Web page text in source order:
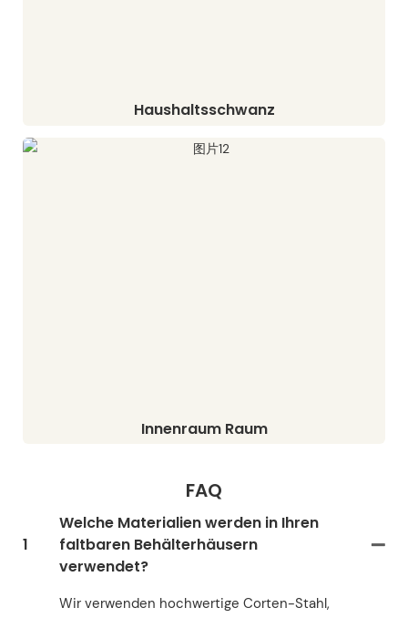
Haushaltsschwanz
Innenraum Raum
FAQ
1
Welche Materialien werden in Ihren
faltbaren Behälterhäusern
verwendet?
Wir verwenden hochwertige Corten-Stahl,